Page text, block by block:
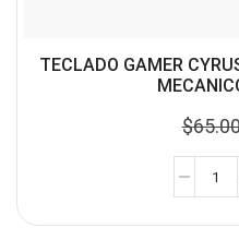
TECLADO GAMER
$